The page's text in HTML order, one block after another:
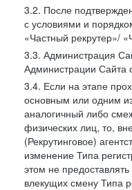
3.2. После
с условиями и
«Частный рекрутер»/
3.3. Администрация
Администрации Сайта
3.4. Если на этапе
основным или одним
аналогичный либо
физических лиц, то,
(Рекрутинговое)
изменение Типа
этом не
влекущих смену Типа